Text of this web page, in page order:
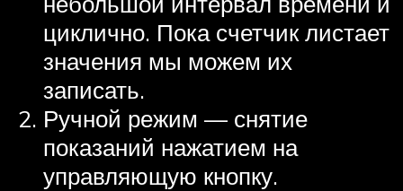
циклично. Пока счетчик листает
значения мы можем их
записать.
Ручной режим — снятие
показаний нажатием на
управляющую кнопку.